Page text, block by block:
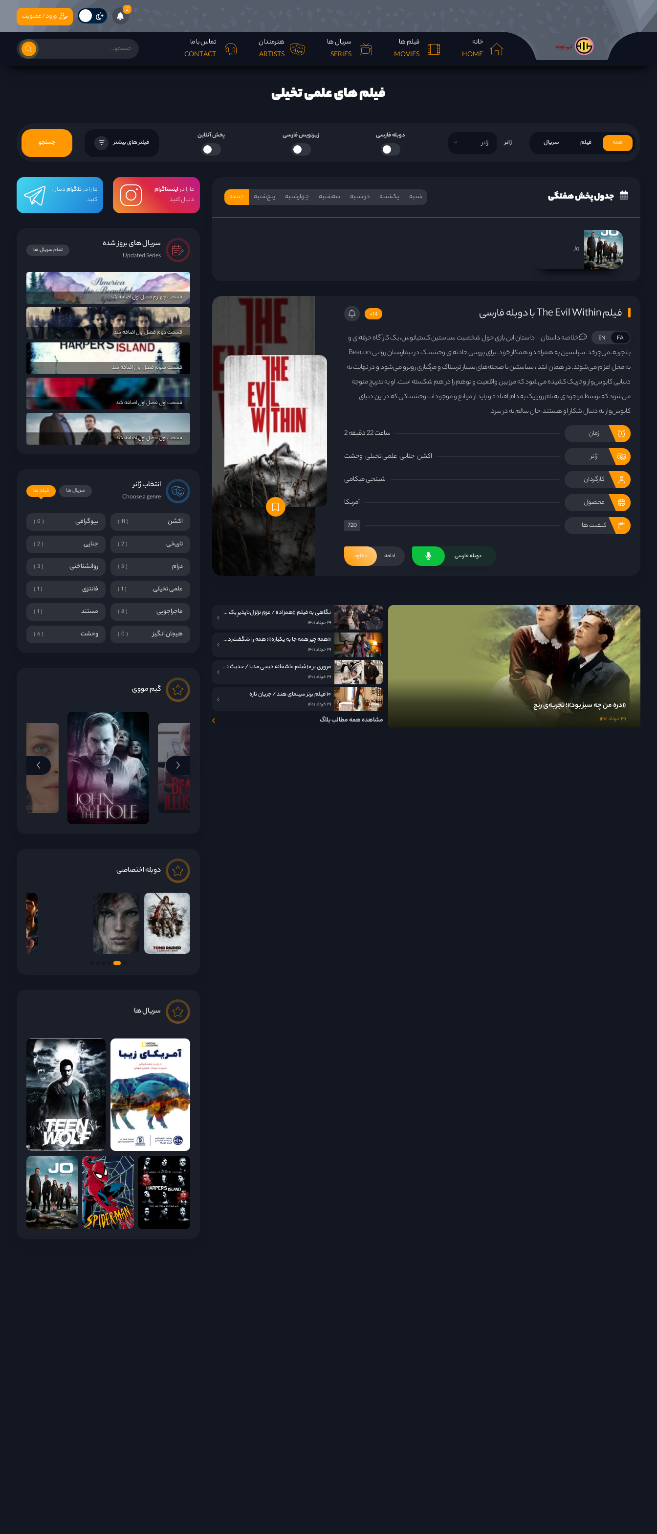
2
خانه
HOME
فیلم ها
MOVIES
سریال ها
SERIES
هنرمندان
ARTISTS
تماس با ما
CONTACT
ورود/عضویت
فیلم های علمی تخیلی
همه فیلم سریال ژانر ژانر
دوبله فارسی زیرنویس فارسی پخش آنلاین
فیلتر های بیشتر جستجو
جدول پخش هفتگی شنبه یکشنبه دوشنبه سه‌‌شنبه چهارشنبه پنج‌شنبه جمعه
Jo
فیلم The Evil Within با دوبله فارسی 14+
FA
EN خلاصه داستان : داستان این بازی حول شخصیت سباستین کستیانوس، یک کارآگاه حرفه‌ای و
باتجربه، می‌چرخد. سباستین به همراه دو همکار خود، برای بررسی حادثه‌ای وحشتناک در تیمارستان روانی Beacon
به محل اعزام می‌شوند. در همان ابتدا، سباستین با صحنه‌های بسیار ترسناک و مرگباری روبرو می‌شود و در نهایت به
دنیایی کابوس‌وار و تاریک کشیده می‌شود که مرز بین واقعیت و توهم را در هم شکسته است. او به تدریج متوجه
می‌شود که توسط موجودی به نام روویک به دام افتاده و باید از موانع و موجودات وحشتناکی که در این دنیای
کابوس‌وار به دنبال شکار او هستند، جان سالم به در ببرد.
زمان 2 ساعت 22 دقیقه
ژانر اکشن جنایی علمی تخیلی وحشت
کارگردان شینجی میکامی
محصول آمریکا
کیفیت ها 720
ادامه دانلود دوبله فارسی
«دره من چه سبز بود»؛ تجربه‌ی رنج
۲۹ خرداد ۱۴۰۱
نگاهی به فيلم «همزاد» / عزمِ تزلزل‌ناپذیرِ یک مادر
۲۹ خرداد ۱۴۰۱
«همه چیز همه جا به یکباره»؛ همه را شگفت‌زده کرد!
۲۹ خرداد ۱۴۰۱
مروری بر ۱۰ فیلم عاشقانه دیجی مدیا / حدیث نامکرر عشق در قاب سینما
۲۹ خرداد ۱۴۰۱
۱۰ فیلم برتر سینمای هند / جریان تازه
۲۹ خرداد ۱۴۰۱
مشاهده همه مطالب بلاگ
ما را دراینستاگرام
دنبال کنید
ما را درتلگرامدنبال
کنید
سریال های بروز شده
Updated Series
تمام سریال ها
قسمت چهارم فصل اول اضافه شد
قسمت دوم فصل اول اضافه شد
قسمت سوم فصل اول اضافه شد
قسمت اول فصل اول اضافه شد
قسمت اول فصل اول اضافه شد
انتخاب ژانر
Choose a genre
فیلم ها سریال ها
اکشن 11 بیوگرافی 0
تاریخی 2 جنایی 2
درام 5 روانشناختی 3
علمی تخیلی 1 فانتزی 1
ماجراجویی 8 مستند 1
هیجان انگیز 0 وحشت 6
گیم مووی
دوبله اختصاصی
سریال ها